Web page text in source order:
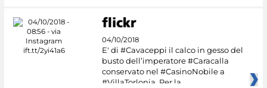
04/10/2018
E' di #Cavaceppi il calco in gesso del
busto dell’imperatore #Caracalla
conservato nel #CasinoNobile a
#VillaTorlonia. Per la